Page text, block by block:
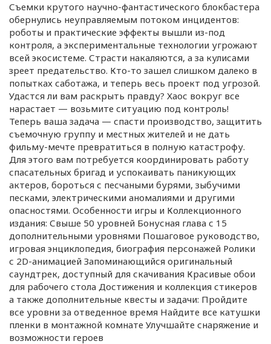
Съемки крутого научно-фантастического блокбастера
обернулись неуправляемым потоком инцидентов:
роботы и практические эффекты вышли из-под
контроля, а экспериментальные технологии угрожают
всей экосистеме. Страсти накаляются, а за кулисами
зреет предательство. Кто-то зашел слишком далеко в
попытках саботажа, и теперь весь проект под угрозой.
Удастся ли вам раскрыть правду? Хаос вокруг все
нарастает — возьмите ситуацию под контроль!
Теперь ваша задача — спасти производство, защитить
съемочную группу и местных жителей и не дать
фильму-мечте превратиться в полную катастрофу.
Для этого вам потребуется координировать работу
спасательных бригад и успокаивать паникующих
актеров, бороться с песчаными бурями, зыбучими
песками, электрическими аномалиями и другими
опасностями. Особенности игры и Коллекционного
издания: Свыше 50 уровней Бонусная глава с 15
дополнительными уровнями Пошаговое руководство,
игровая энциклопедия, биография персонажей Ролики
с 2D-анимацией Запоминающийся оригинальный
саундтрек, доступный для скачивания Красивые обои
для рабочего стола Достижения и коллекция стикеров
а также дополнительные квесты и задачи: Пройдите
все уровни за отведенное время Найдите все катушки
пленки в монтажной комнате Улучшайте снаряжение и
возможности героев